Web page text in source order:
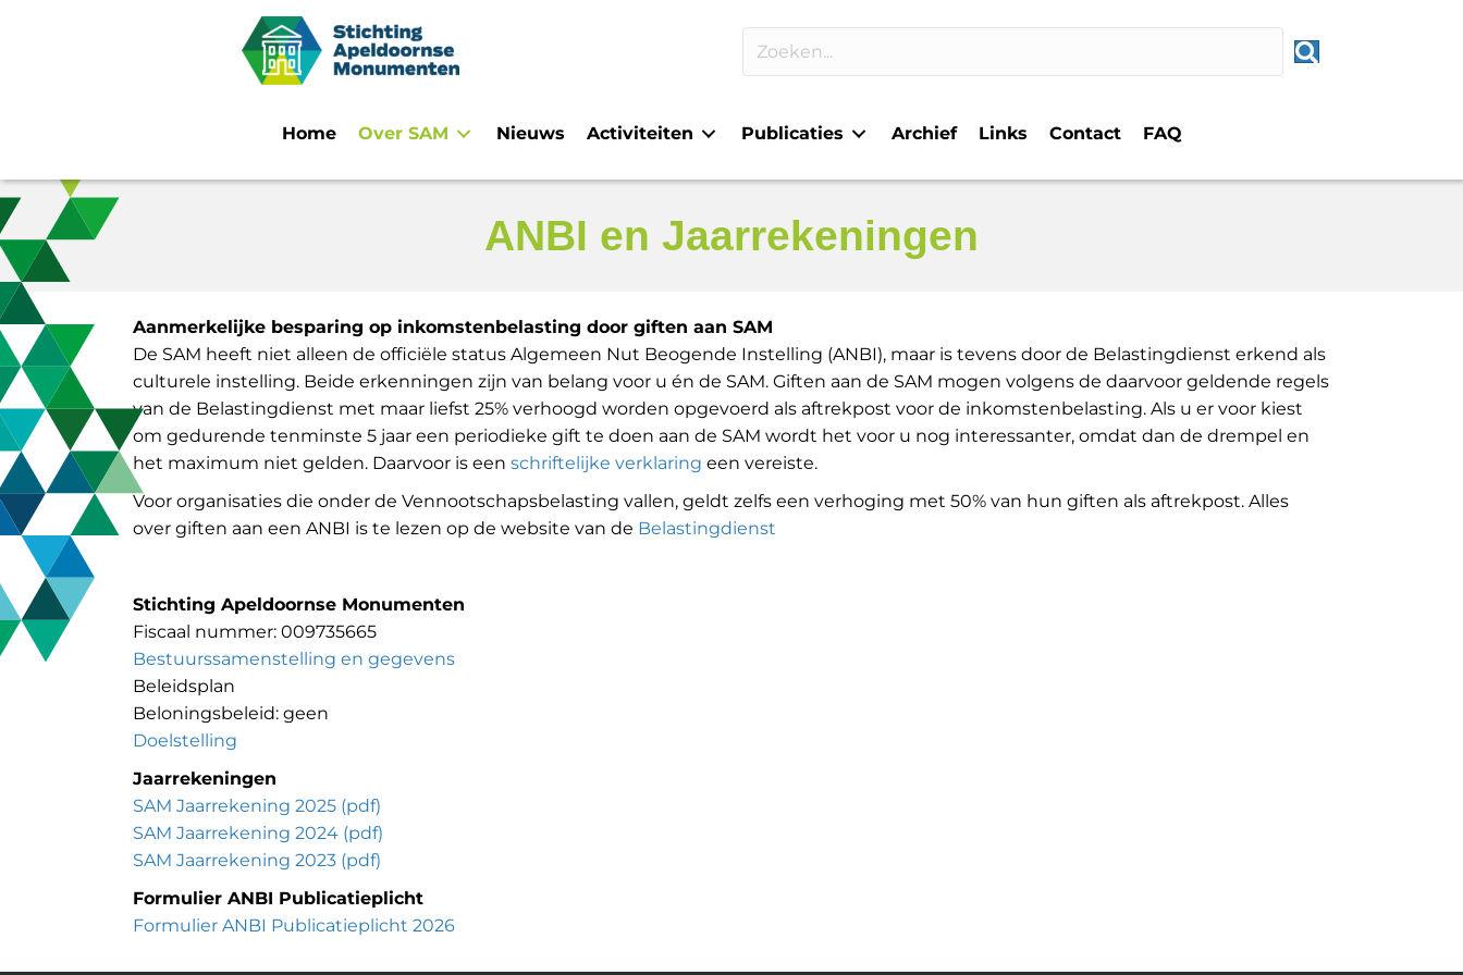
Home Over SAM Nieuws Activiteiten Publicaties Archief Links Contact FAQ
ANBI en Jaarrekeningen
Aanmerkelijke besparing op inkomstenbelasting door giften aan SAM
De SAM heeft niet alleen de officiële status Algemeen Nut Beogende Instelling (ANBI), maar is tevens door de Belastingdienst erkend als
culturele instelling. Beide erkenningen zijn van belang voor u én de SAM. Giften aan de SAM mogen volgens de daarvoor geldende regels
van de Belastingdienst met maar liefst 25% verhoogd worden opgevoerd als aftrekpost voor de inkomstenbelasting. Als u er voor kiest
om gedurende tenminste 5 jaar een periodieke gift te doen aan de SAM wordt het voor u nog interessanter, omdat dan de drempel en
het maximum niet gelden. Daarvoor is een schriftelijke verklaring een vereiste.
Voor organisaties die onder de Vennootschapsbelasting vallen, geldt zelfs een verhoging met 50% van hun giften als aftrekpost. Alles
over giften aan een ANBI is te lezen op de website van de Belastingdienst
Stichting Apeldoornse Monumenten
Fiscaal nummer: 009735665
Bestuurssamenstelling en gegevens
Beleidsplan
Beloningsbeleid: geen
Doelstelling
Jaarrekeningen
SAM Jaarrekening 2025 (pdf)
SAM Jaarrekening 2024 (pdf)
SAM Jaarrekening 2023 (pdf)
Formulier ANBI Publicatieplicht
Formulier ANBI Publicatieplicht 2026